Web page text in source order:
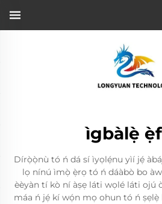
ìgbàlẹ̀
Dírọ̀ọ̀nù tó ń dá sí ìyọlẹ́nu yìí jẹ́
lọ nínú ìmọ̀ ẹ̀rọ tó ń dáàbò bo
èèyàn tí kò ní àṣẹ láti wọlé láti ojú
máa ń jẹ́ kí wọ́n mọ ohun tó ń